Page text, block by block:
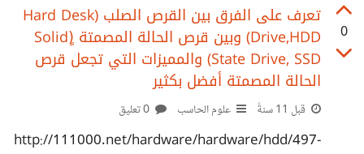
عند البحث ستلاحظ أن الأحاديث ملونة بألوان مختلفة وهذه
الألوان تعني: * اللون الأخضر : أحاديث حكم المحدثون عليها أو
على أسانيدها بالصحة ونحوها * اللون الأحمر: أحاديث حكم
المحدثون عليها أو على أسانيدها بالضعف ونحوها * وهناك أيضا
اللون الرمادي والذي لم أفهم ما يعنيه
0
تعرف على الفرق بين القرص الصلب (Hard Desk
Drive,HDD) وبين قرص الحالة المصمتة (ٍSolid
State Drive, SSD) والمميزات التي تجعل قرص
الحالة المصمتة أفضل بكثير
قبل 11 سنةً علوم الحاسب
http://111000.net/hardware/hardware/hdd/497-